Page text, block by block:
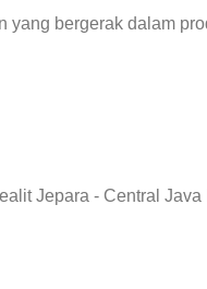
bergerak dalam
Jepara - Central